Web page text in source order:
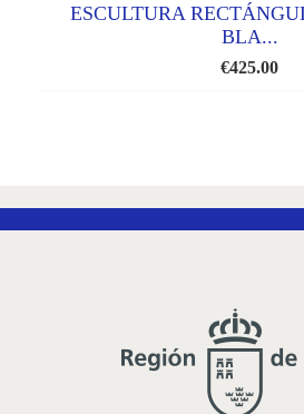
ESCULTURA
BLA...
€425.00